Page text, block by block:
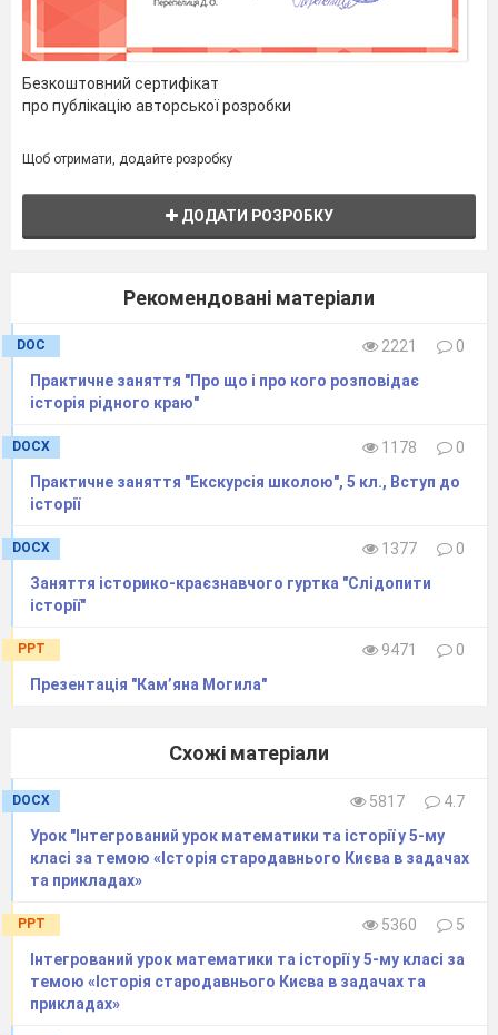
Безкоштовний сертифікат
про публікацію авторської розробки
Щоб отримати, додайте розробку
ДОДАТИ РОЗРОБКУ
Рекомендовані матеріали
DOC 2221
0
Практичне заняття "Про що і про кого розповідає
історія рідного краю"
DOCX 1178
0
Практичне заняття "Екскурсія школою", 5 кл., Вступ до
історії
DOCX 1377
0
Заняття історико-краєзнавчого гуртка "Слідопити
історії"
PPT 9471
0
Презентація "Кам’яна Могила"
Схожі матеріали
DOCX 5817
4.7
Урок "Інтегрований урок математики та історії у 5-му
класі за темою «Історія стародавнього Києва в задачах
та прикладах»
PPT 5360
5
Інтегрований урок математики та історії у 5-му класі за
темою «Історія стародавнього Києва в задачах та
прикладах»